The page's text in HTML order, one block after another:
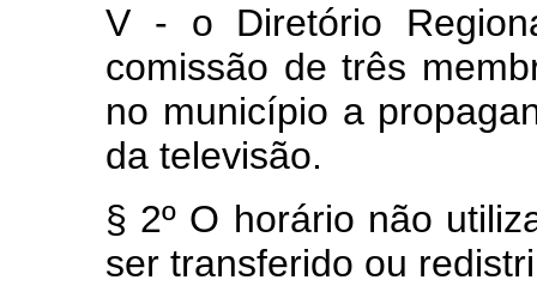
V - o Diretório
comissão de três
no município a
da televisão.
§ 2º O horário não
ser transferido ou